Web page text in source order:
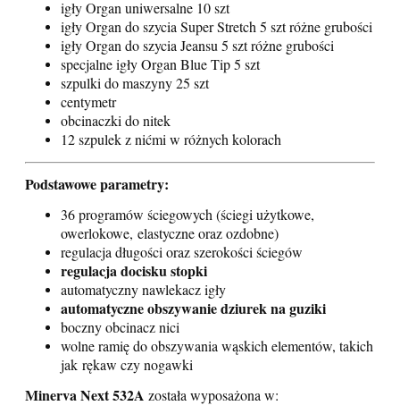
igły Organ uniwersalne 10 szt
igły Organ do szycia Super Stretch 5 szt różne grubości
igły Organ do szycia Jeansu 5 szt różne grubości
specjalne igły Organ Blue Tip 5 szt
szpulki do maszyny 25 szt
centymetr
obcinaczki do nitek
12 szpulek z nićmi w różnych kolorach
Podstawowe parametry:
36 programów ściegowych (ściegi użytkowe,
owerlokowe, elastyczne oraz ozdobne)
regulacja długości oraz szerokości ściegów
regulacja docisku stopki
automatyczny nawlekacz igły
automatyczne obszywanie dziurek na guziki
boczny obcinacz nici
wolne ramię do obszywania wąskich elementów, takich
jak rękaw czy nogawki
Minerva Next 532A została wyposażona w: